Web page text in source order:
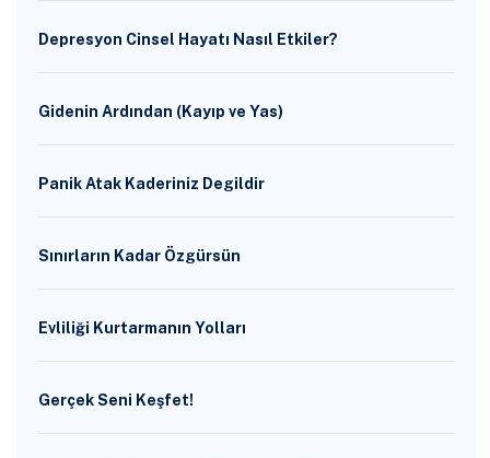
Depresyon Cinsel Hayatı Nasıl Etkiler?
Gidenin Ardından (Kayıp ve Yas)
Panik Atak Kaderiniz Degildir
Sınırların Kadar Özgürsün
Evliliği Kurtarmanın Yolları
Gerçek Seni Keşfet!